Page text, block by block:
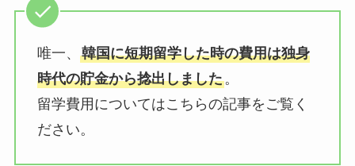
唯一、 韓国に短期留学した時の費用は独身
時代の貯金から捻出しました。
留学費用についてはこちらの記事をご覧く
ださい。